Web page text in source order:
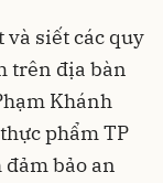
siết các quy
trên địa bàn
Khánh
phẩm TP
bảo an